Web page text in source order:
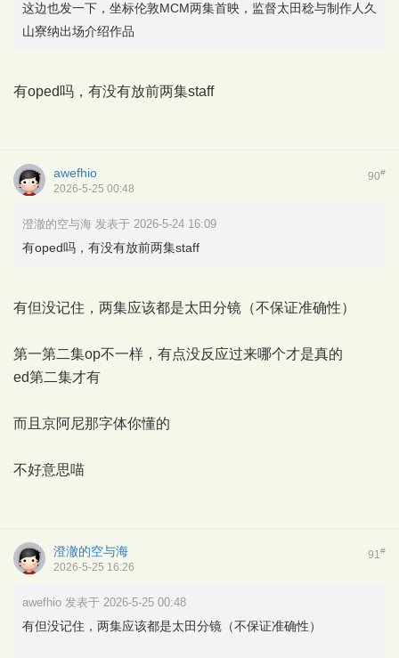
这边也发一下，坐标伦敦MCM两集首映，监督太田稔与制作人久
山寮纳出场介绍作品
有oped吗，有没有放前两集staff
90#
awefhio
2026-5-25 00:48
澄澈的空与海 发表于 2026-5-24 16:09
有oped吗，有没有放前两集staff
有但没记住，两集应该都是太田分镜（不保证准确性）
第一第二集op不一样，有点没反应过来哪个才是真的
ed第二集才有
而且京阿尼那字体你懂的
不好意思喵
91#
澄澈的空与海
2026-5-25 16:26
awefhio 发表于 2026-5-25 00:48
有但没记住，两集应该都是太田分镜（不保证准确性）